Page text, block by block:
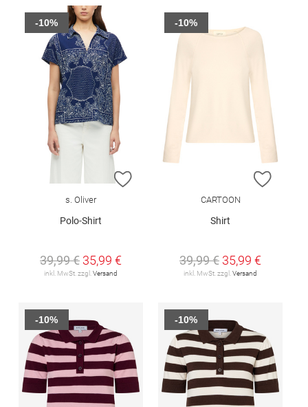
ZUR WUNSCHLISTE HINZUFÜGEN
s. Oliver
Polo-Shirt
39,99 € 35,99 €
inkl. MwSt. zzgl.Versand
-10%
ZUR
CARTOON
Shirt
39,99 € 35,99 €
inkl. MwSt. zzgl.Versand
-10%
-10% -10%